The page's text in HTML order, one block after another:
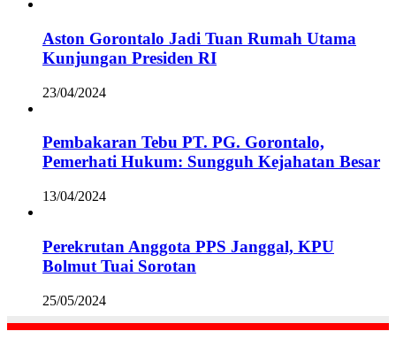
Aston Gorontalo Jadi Tuan Rumah Utama
Kunjungan Presiden RI
23/04/2024
Pembakaran Tebu PT. PG. Gorontalo,
Pemerhati Hukum: Sungguh Kejahatan Besar
13/04/2024
Perekrutan Anggota PPS Janggal, KPU
Bolmut Tuai Sorotan
25/05/2024